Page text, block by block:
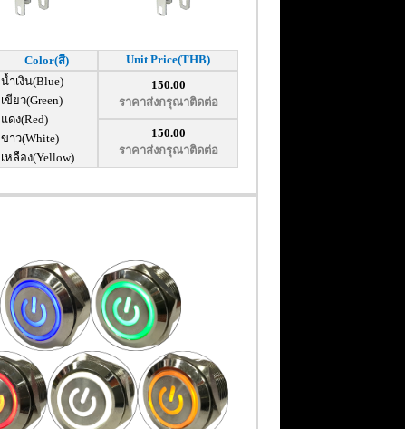
Color(สี) Unit Price(THB)
น้ำเงิน(Blue)
เขียว(Green)
แดง(Red)
ขาว(White)
เหลือง(Yellow)
150.00
ราคาส่งกรุณาติดต่อ
150.00
ราคาส่งกรุณาติดต่อ